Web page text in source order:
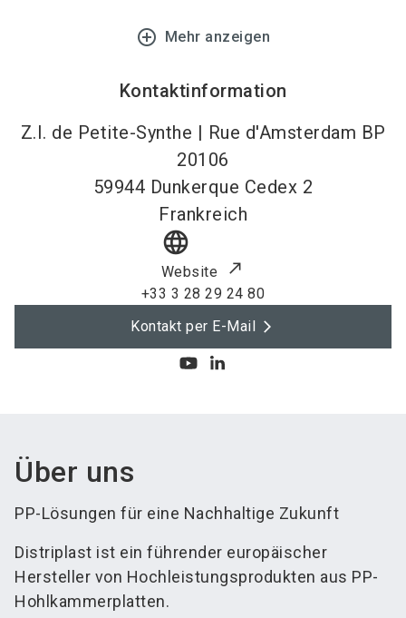
add_circle_outline Mehr anzeigen
Kontaktinformation
Z.I. de Petite-Synthe | Rue d'Amsterdam BP
20106
59944 Dunkerque Cedex 2
Frankreich
language
Website
+33 3 28 29 24 80
Kontakt per E-Mail
Über uns
PP-Lösungen für eine Nachhaltige Zukunft
Distriplast ist ein führender europäischer
Hersteller von Hochleistungsprodukten aus PP-
Hohlkammerplatten.